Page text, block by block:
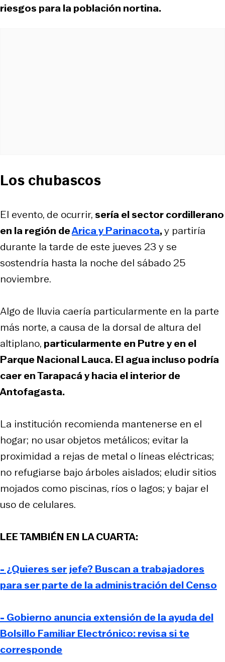
riesgos para la población nortina.
Los chubascos
El evento, de ocurrir,sería el sector cordillerano
en la región deArica y Parinacota,y partiría
durante la tarde de este jueves 23 y se
sostendría hasta la noche del sábado 25
noviembre.
Algo de lluvia caería particularmente en la parte
más norte, a causa de la dorsal de altura del
altiplano, particularmente en Putre y en el
Parque Nacional Lauca. El agua incluso podría
caer en Tarapacá y hacia el interior de
Antofagasta.
La institución recomienda mantenerse en el
hogar; no usar objetos metálicos; evitar la
proximidad a rejas de metal o líneas eléctricas;
no refugiarse bajo árboles aislados; eludir sitios
mojados como piscinas, ríos o lagos; y bajar el
uso de celulares.
LEE TAMBIÉN EN LA CUARTA:
- ¿Quieres ser jefe? Buscan a trabajadores
para ser parte de la administración del Censo
- Gobierno anuncia extensión de la ayuda del
Bolsillo Familiar Electrónico: revisa si te
corresponde